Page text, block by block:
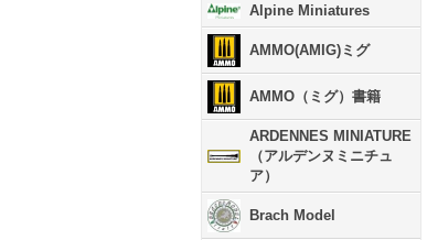
Alpine Miniatures
AMMO(AMIG)ミグ
AMMO（ミグ）書籍
ARDENNES MINIATURE
（アルデンヌミニチュ
ア）
Brach Model